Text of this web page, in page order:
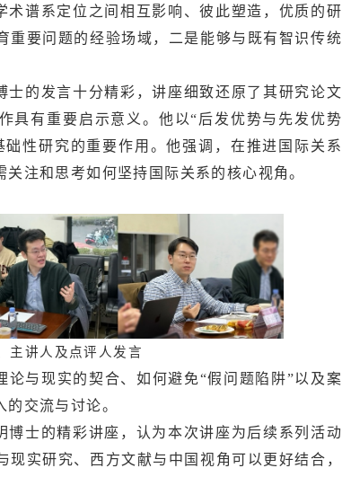
术谱系定位之间相互影响、彼此塑造，优质的研
重要问题的经验场域，二是能够与既有智识传统
士的发言十分精彩，讲座细致还原了其研究论文
具有重要启示意义。他以“后发优势与先发优势
性研究的重要作用。他强调，在推进国际关系
注和思考如何坚持国际关系的核心视角。
主讲人及点评人发言
与现实的契合、如何避免“假问题陷阱”以及案
交流与讨论。
博士的精彩讲座，认为本次讲座为后续系列活动
实研究、西方文献与中国视角可以更好结合，